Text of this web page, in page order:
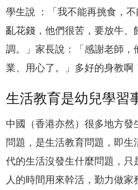
學生說 ：「我不能再挑食，
亂花錢，他們很苦，要放牛、
調。」家長說：「感謝老師，
業、用心了。」多好的身教啊
生活教育是幼兒學習
中國（香港亦然）很多地方發
問題，是生活教育問題，即生
代的生活沒發生什麼問題，只
人的時間用來幹活，勤力做家